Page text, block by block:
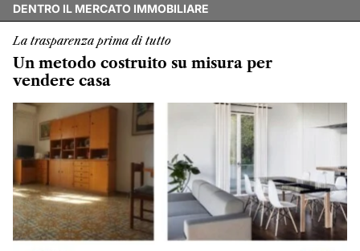
DENTRO IL MERCATO IMMOBILIARE
La trasparenza prima di tutto
Un metodo costruito su misura per
vendere casa